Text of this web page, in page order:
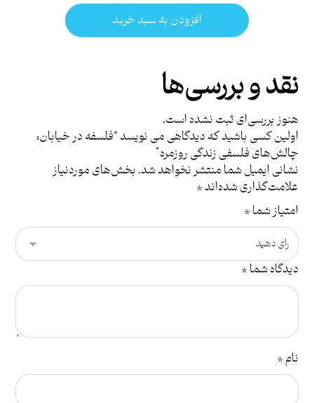
افزودن به سبد خرید
نقد و بررسی‌ها
هنوز بررسی‌ای ثبت نشده است.
اولین کسی باشید که دیدگاهی می نویسد “فلسفه در خیابان:
چالش‌های فلسفی زندگی روزمره”
نشانی ایمیل شما منتشر نخواهد شد.بخش‌های موردنیاز
علامت‌گذاری شده‌اند*
امتیاز شما*
دیدگاه شما*
نام*